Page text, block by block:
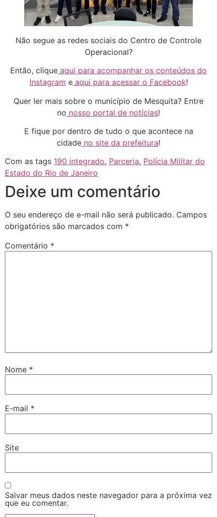
Não segue as redes sociais do Centro de Controle
Operacional?
Então, clique aqui para acompanhar os conteúdos do
Instagram eaqui para acessar o Facebook!
Quer ler mais sobre o município de Mesquita? Entre
no nosso portal de notícias!
E fique por dentro de tudo o que acontece na
cidade no site da prefeitura!
Com as tags 190 integrado, Parceria, Polícia Militar do
Estado do Rio de Janeiro
Deixe um comentário
O seu endereço de e-mail não será publicado. Campos
obrigatórios são marcados com *
Comentário *
Nome *
E-mail *
Site
Salvar meus dados neste navegador para a próxima vez
que eu comentar.